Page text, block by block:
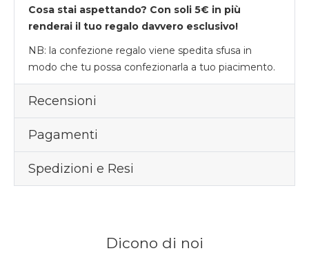
Cosa stai aspettando? Con soli 5€ in più
renderai il tuo regalo davvero esclusivo!
NB: la confezione regalo viene spedita sfusa in
modo che tu possa confezionarla a tuo piacimento.
Recensioni
Pagamenti
Spedizioni e Resi
Dicono di noi